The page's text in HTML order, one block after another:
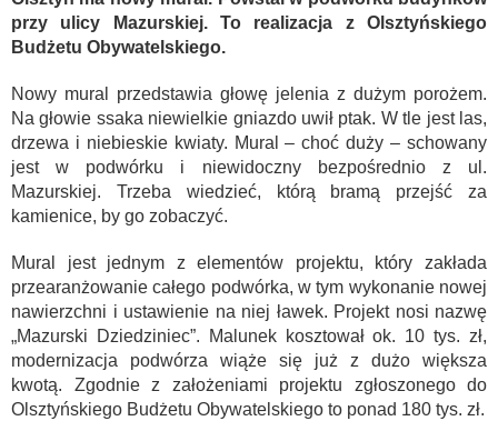
przy ulicy Mazurskiej. To realizacja z Olsztyńskiego
Budżetu Obywatelskiego.
Nowy mural przedstawia głowę jelenia z dużym porożem.
Na głowie ssaka niewielkie gniazdo uwił ptak. W tle jest las,
drzewa i niebieskie kwiaty. Mural – choć duży – schowany
jest w podwórku i niewidoczny bezpośrednio z ul.
Mazurskiej. Trzeba wiedzieć, którą bramą przejść za
kamienice, by go zobaczyć.
Mural jest jednym z elementów projektu, który zakłada
przearanżowanie całego podwórka, w tym wykonanie nowej
nawierzchni i ustawienie na niej ławek. Projekt nosi nazwę
„Mazurski Dziedziniec”. Malunek kosztował ok. 10 tys. zł,
modernizacja podwórza wiąże się już z dużo większa
kwotą. Zgodnie z założeniami projektu zgłoszonego do
Olsztyńskiego Budżetu Obywatelskiego to ponad 180 tys. zł.